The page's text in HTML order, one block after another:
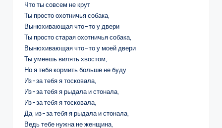
Что ты совсем не крут
Ты просто охотничья собака,
Вынюхивающая что-то у двери
Ты просто старая охотничья собака,
Вынюхивающая что-то у моей двери
Ты умеешь вилять хвостом,
Но я тебя кормить больше не буду
Из-за тебя я тосковала,
Из-за тебя я рыдала и стонала,
Из-за тебя я тосковала,
Да, из-за тебя я рыдала и стонала,
Ведь тебе нужна не женщина,